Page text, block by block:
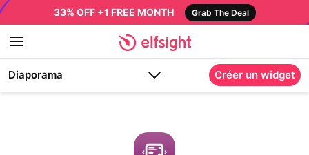
33% OFF +1 FREE MONTH Grab The Deal
Diaporama Créer un widget